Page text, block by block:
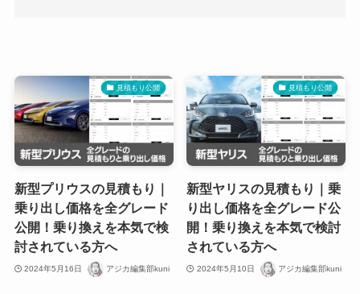
見積もり公開
新型プリウスの見積もり｜
乗り出し価格を全グレード
公開！乗り換えを本気で検
討されている方へ
2024年5月16日 アジカ編集部kuni
見積もり公開
新型ヤリスの見積もり｜乗
り出し価格を全グレード公
開！乗り換えを本気で検討
されている方へ
2024年5月10日 アジカ編集部kuni